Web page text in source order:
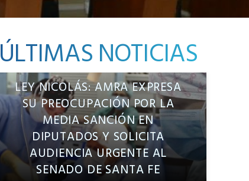
ÚLTIMAS NOTICIAS
LEY NICOLÁS: AMRA EXPRESA
SU PREOCUPACIÓN POR LA
MEDIA SANCIÓN EN
DIPUTADOS Y SOLICITA
AUDIENCIA URGENTE AL
SENADO DE SANTA FE